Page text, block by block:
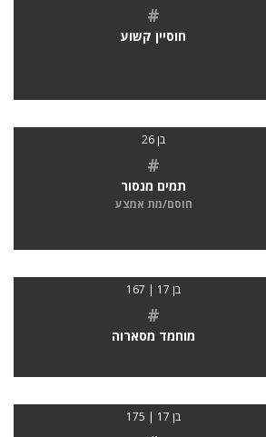
#
חוסיין קשוע
בן 26
#
תמים מנסור
חוסם/מת אמצע
בן 17 | 167
#
מוחמד מסארוה
בן 17 | 175